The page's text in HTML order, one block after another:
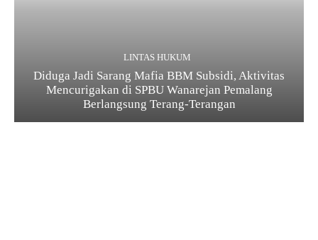
LINTAS HUKUM
Diduga Jadi Sarang Mafia BBM Subsidi, Aktivitas
Mencurigakan di SPBU Wanarejan Pemalang
Berlangsung Terang-Terangan